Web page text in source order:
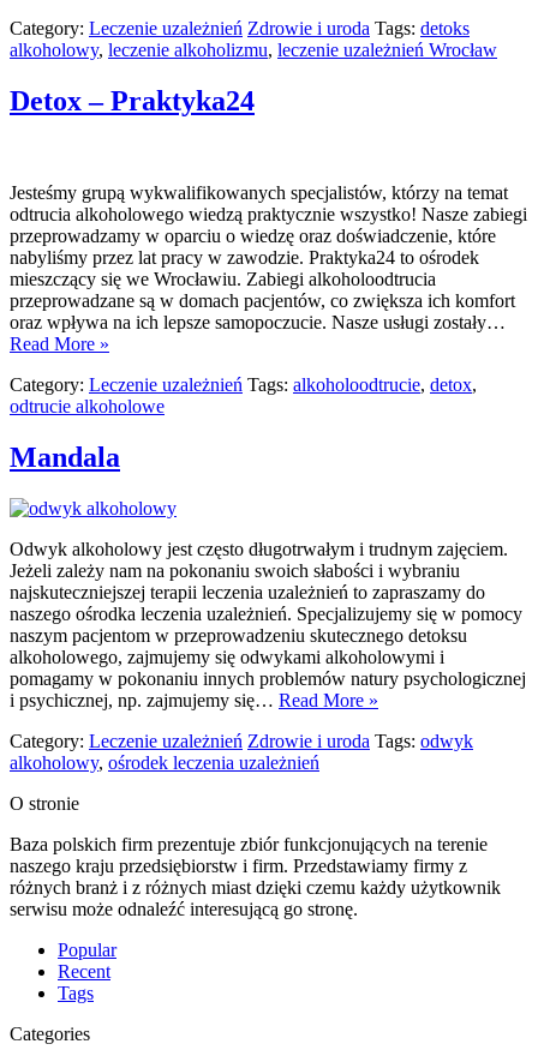
Category: Leczenie uzależnień Zdrowie i uroda Tags: detoks
alkoholowy, leczenie alkoholizmu, leczenie uzależnień Wrocław
Detox – Praktyka24
Jesteśmy grupą wykwalifikowanych specjalistów, którzy na temat
odtrucia alkoholowego wiedzą praktycznie wszystko! Nasze zabiegi
przeprowadzamy w oparciu o wiedzę oraz doświadczenie, które
nabyliśmy przez lat pracy w zawodzie. Praktyka24 to ośrodek
mieszczący się we Wrocławiu. Zabiegi alkoholoodtrucia
przeprowadzane są w domach pacjentów, co zwiększa ich komfort
oraz wpływa na ich lepsze samopoczucie. Nasze usługi zostały…
Read More »
Category: Leczenie uzależnień Tags: alkoholoodtrucie, detox,
odtrucie alkoholowe
Mandala
Odwyk alkoholowy jest często długotrwałym i trudnym zajęciem.
Jeżeli zależy nam na pokonaniu swoich słabości i wybraniu
najskuteczniejszej terapii leczenia uzależnień to zapraszamy do
naszego ośrodka leczenia uzależnień. Specjalizujemy się w pomocy
naszym pacjentom w przeprowadzeniu skutecznego detoksu
alkoholowego, zajmujemy się odwykami alkoholowymi i
pomagamy w pokonaniu innych problemów natury psychologicznej
i psychicznej, np. zajmujemy się… Read More »
Category: Leczenie uzależnień Zdrowie i uroda Tags: odwyk
alkoholowy, ośrodek leczenia uzależnień
O stronie
Baza polskich firm prezentuje zbiór funkcjonujących na terenie
naszego kraju przedsiębiorstw i firm. Przedstawiamy firmy z
różnych branż i z różnych miast dzięki czemu każdy użytkownik
serwisu może odnaleźć interesującą go stronę.
Popular
Recent
Tags
Categories